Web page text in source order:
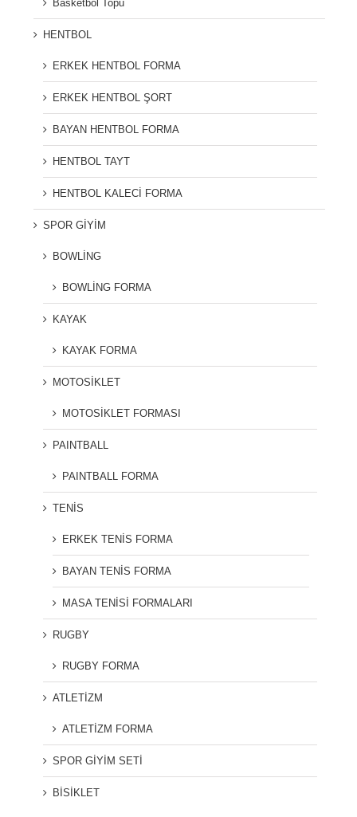
Basketbol Topu
HENTBOL
ERKEK HENTBOL FORMA
ERKEK HENTBOL ŞORT
BAYAN HENTBOL FORMA
HENTBOL TAYT
HENTBOL KALECİ FORMA
SPOR GİYİM
BOWLİNG
BOWLİNG FORMA
KAYAK
KAYAK FORMA
MOTOSİKLET
MOTOSİKLET FORMASI
PAINTBALL
PAINTBALL FORMA
TENİS
ERKEK TENİS FORMA
BAYAN TENİS FORMA
MASA TENİSİ FORMALARI
RUGBY
RUGBY FORMA
ATLETİZM
ATLETİZM FORMA
SPOR GİYİM SETİ
BİSİKLET